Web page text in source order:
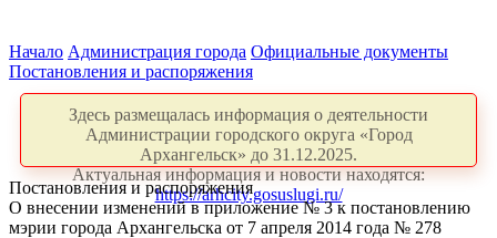
Начало Администрация города Официальные документы
Постановления и распоряжения
Здесь размещалась информация о деятельности
Администрации городского округа «Город
Архангельск» до 31.12.2025.
Актуальная информация и новости находятся:
https://arhcity.gosuslugi.ru/
Постановления и распоряжения
О внесении изменений в приложение № 3 к постановлению
мэрии города Архангельска от 7 апреля 2014 года № 278